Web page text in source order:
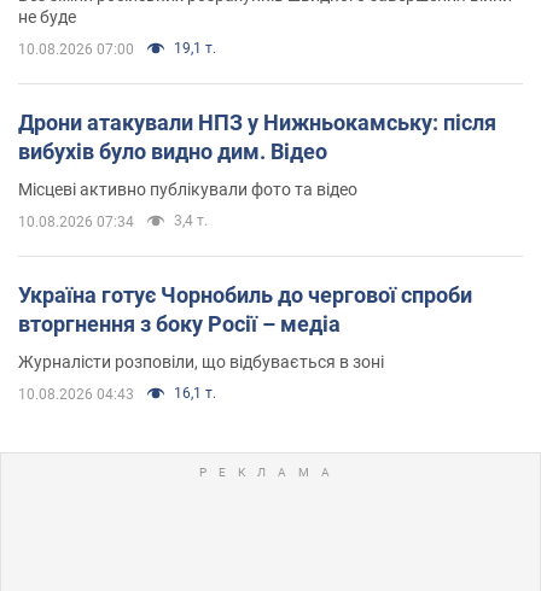
не буде
10.08.2026 07:00 19,1 т.
Дрони атакували НПЗ у Нижньокамську: після
вибухів було видно дим. Відео
Місцеві активно публікували фото та відео
10.08.2026 07:34 3,4 т.
Україна готує Чорнобиль до чергової спроби
вторгнення з боку Росії – медіа
Журналісти розповіли, що відбувається в зоні
10.08.2026 04:43 16,1 т.